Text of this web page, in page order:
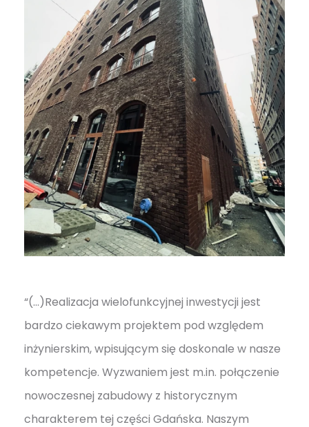
“(…)Realizacja wielofunkcyjnej inwestycji jest
bardzo ciekawym projektem pod względem
inżynierskim, wpisującym się doskonale w nasze
kompetencje. Wyzwaniem jest m.in. połączenie
nowoczesnej zabudowy z historycznym
charakterem tej części Gdańska. Naszym